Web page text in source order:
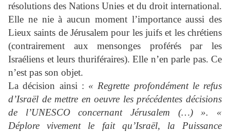
résolutions des Nations Unies et du droit international.
Elle ne nie à aucun moment l’importance aussi des
Lieux saints de Jérusalem pour les juifs et les chrétiens
(contrairement aux mensonges proférés par les
Israéliens et leurs thuriféraires). Elle n’en parle pas. Ce
n’est pas son objet.
La décision ainsi : « Regrette profondément le refus
d’Israël de mettre en oeuvre les précédentes décisions
de l’UNESCO concernant Jérusalem (…) ».
«
Déplore vivement le fait qu’Israël, la Puissance